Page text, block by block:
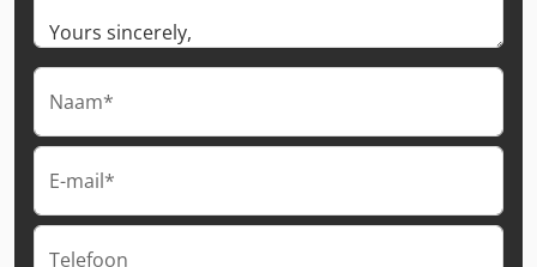
Naam*
E-mail*
Telefoon